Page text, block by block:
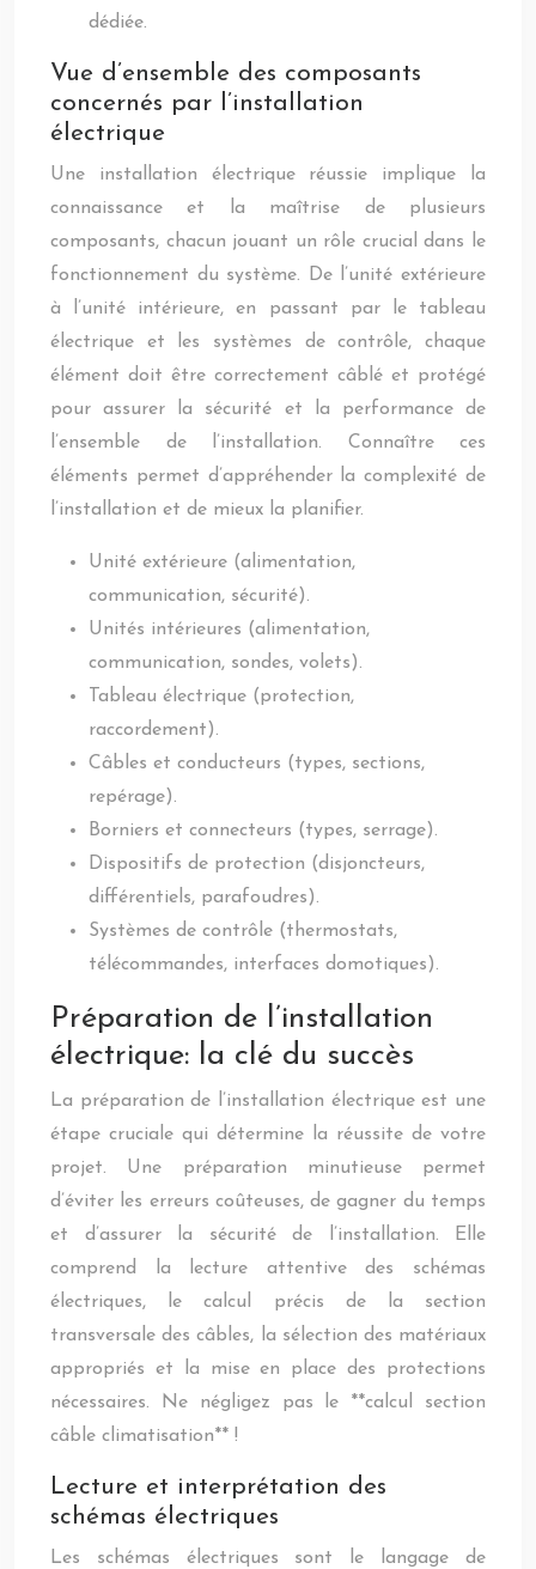
dédiée.
Vue d’ensemble des composants
concernés par l’installation
électrique
Une installation électrique réussie implique la
connaissance et la maîtrise de plusieurs
composants, chacun jouant un rôle crucial dans le
fonctionnement du système. De l’unité extérieure
à l’unité intérieure, en passant par le tableau
électrique et les systèmes de contrôle, chaque
élément doit être correctement câblé et protégé
pour assurer la sécurité et la performance de
l’ensemble de l’installation. Connaître ces
éléments permet d’appréhender la complexité de
l’installation et de mieux la planifier.
Unité extérieure (alimentation,
communication, sécurité).
Unités intérieures (alimentation,
communication, sondes, volets).
Tableau électrique (protection,
raccordement).
Câbles et conducteurs (types, sections,
repérage).
Borniers et connecteurs (types, serrage).
Dispositifs de protection (disjoncteurs,
différentiels, parafoudres).
Systèmes de contrôle (thermostats,
télécommandes, interfaces domotiques).
Préparation de l’installation
électrique: la clé du succès
La préparation de l’installation électrique est une
étape cruciale qui détermine la réussite de votre
projet. Une préparation minutieuse permet
d’éviter les erreurs coûteuses, de gagner du temps
et d’assurer la sécurité de l’installation. Elle
comprend la lecture attentive des schémas
électriques, le calcul précis de la section
transversale des câbles, la sélection des matériaux
appropriés et la mise en place des protections
nécessaires. Ne négligez pas le **calcul section
câble climatisation** !
Lecture et interprétation des
schémas électriques
Les schémas électriques sont le langage de